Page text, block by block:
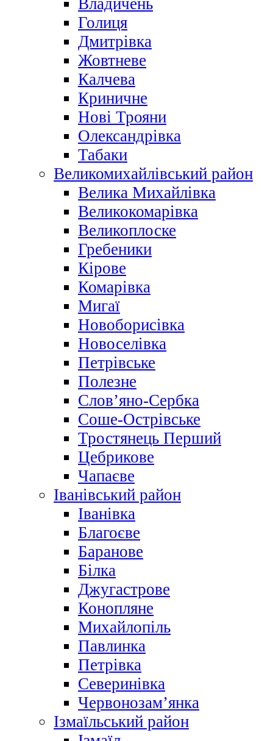
Владичень
Голиця
Дмитрівка
Жовтневе
Калчева
Криничне
Нові Трояни
Олександрівка
Табаки
Великомихайлівський район
Велика Михайлівка
Великокомарівка
Великоплоске
Гребеники
Кірове
Комарівка
Мигаї
Новоборисівка
Новоселівка
Петрівське
Полезне
Слов’яно-Сербка
Соше-Острівське
Тростянець Перший
Цебрикове
Чапаєве
Іванівський район
Іванівка
Благоєве
Баранове
Білка
Джугастрове
Конопляне
Михайлопіль
Павлинка
Петрівка
Северинівка
Червонозам’янка
Ізмаїльський район